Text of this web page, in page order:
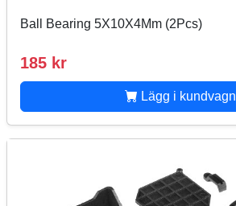
Ball Bearing 5X10X4Mm (2Pcs)
185 kr
Lägg i kundvagn